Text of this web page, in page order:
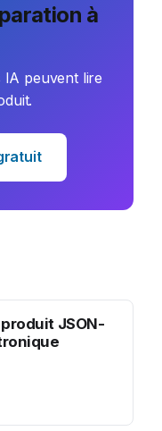
à
IA peuvent lire
JSON-